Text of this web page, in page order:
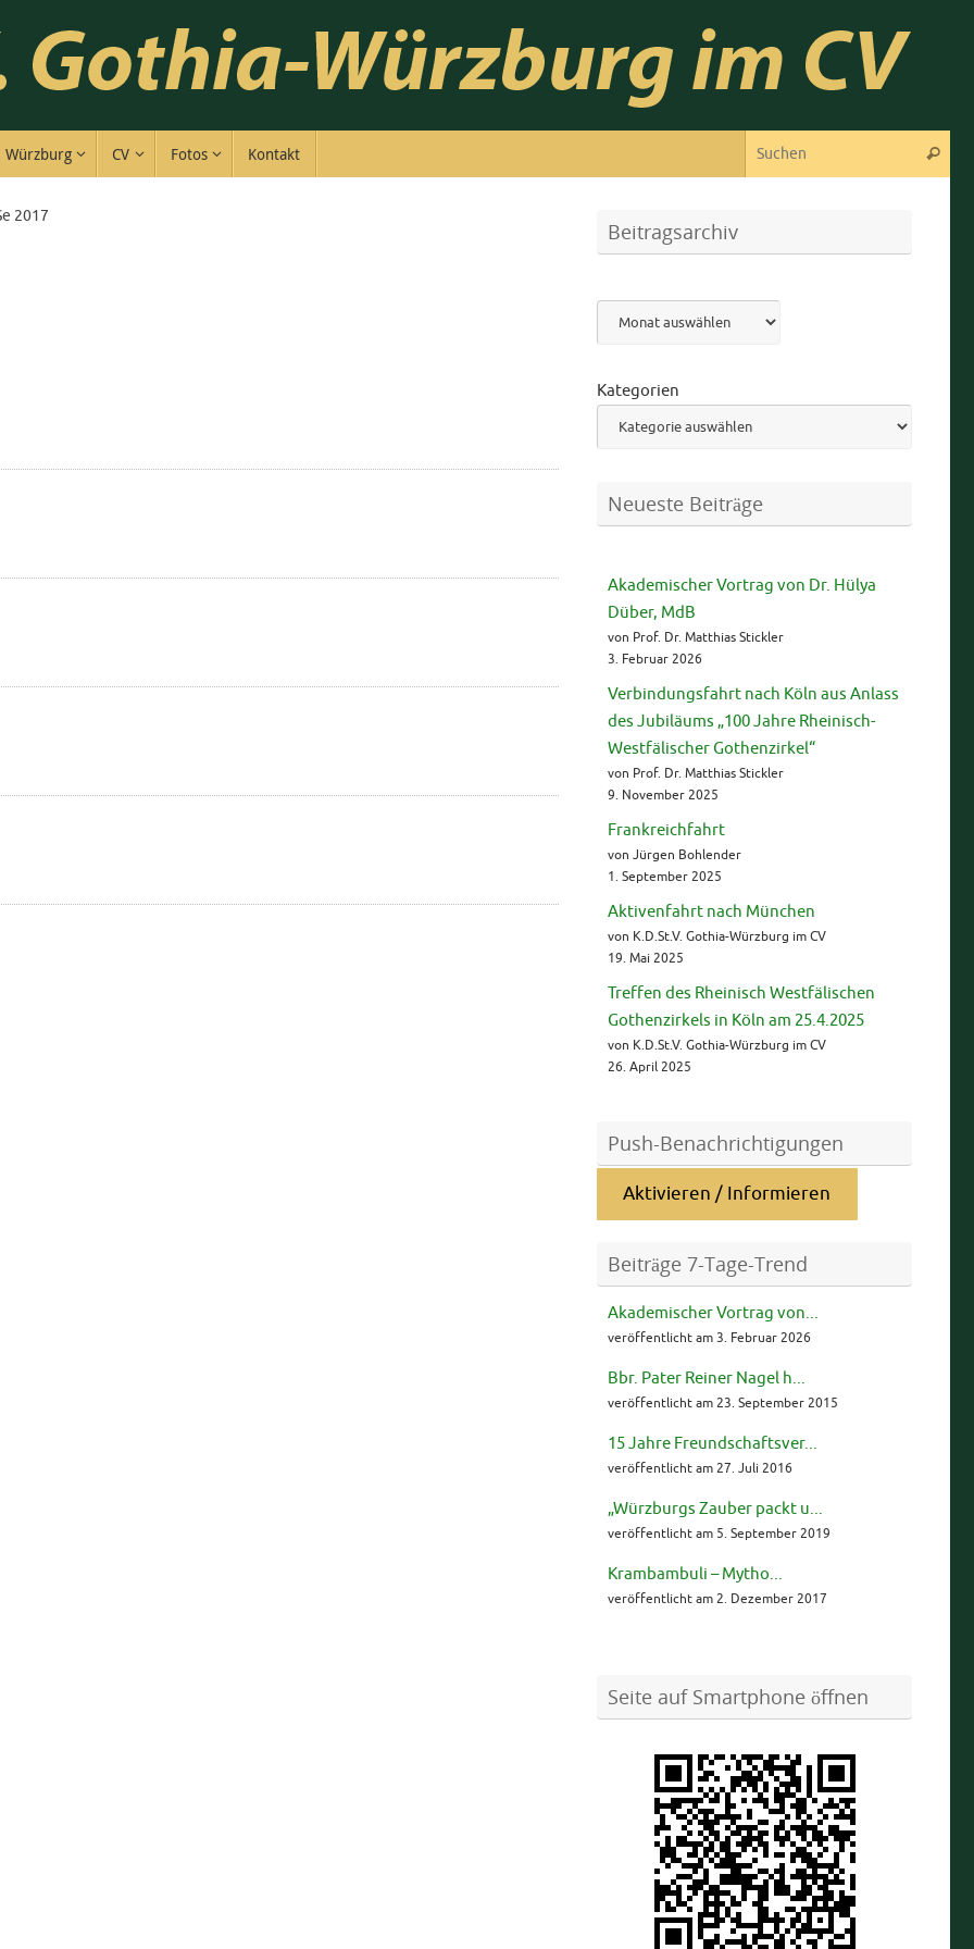
Würzburg CV Fotos Kontakt Suchen
2017
Beitragsarchiv
Archiv
Kategorien
Neueste Beiträge
Akademischer Vortrag von Dr. Hülya
Düber, MdB
von Prof. Dr. Matthias Stickler
3. Februar 2026
Verbindungsfahrt nach Köln aus Anlass
des Jubiläums „100 Jahre Rheinisch-
Westfälischer Gothenzirkel“
von Prof. Dr. Matthias Stickler
9. November 2025
Frankreichfahrt
von Jürgen Bohlender
1. September 2025
Aktivenfahrt nach München
von K.D.St.V. Gothia-Würzburg im CV
19. Mai 2025
Treffen des Rheinisch Westfälischen
Gothenzirkels in Köln am 25.4.2025
von K.D.St.V. Gothia-Würzburg im CV
26. April 2025
Push-Benachrichtigungen
Aktivieren / Informieren
Beiträge 7-Tage-Trend
Akademischer Vortrag von...
veröffentlicht am 3. Februar 2026
Bbr. Pater Reiner Nagel h...
veröffentlicht am 23. September 2015
15 Jahre Freundschaftsver...
veröffentlicht am 27. Juli 2016
„Würzburgs Zauber packt u...
veröffentlicht am 5. September 2019
Krambambuli – Mytho...
veröffentlicht am 2. Dezember 2017
Seite auf Smartphone öffnen